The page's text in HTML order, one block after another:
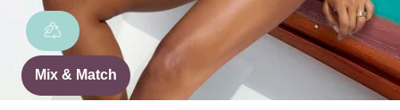
Mix & Match